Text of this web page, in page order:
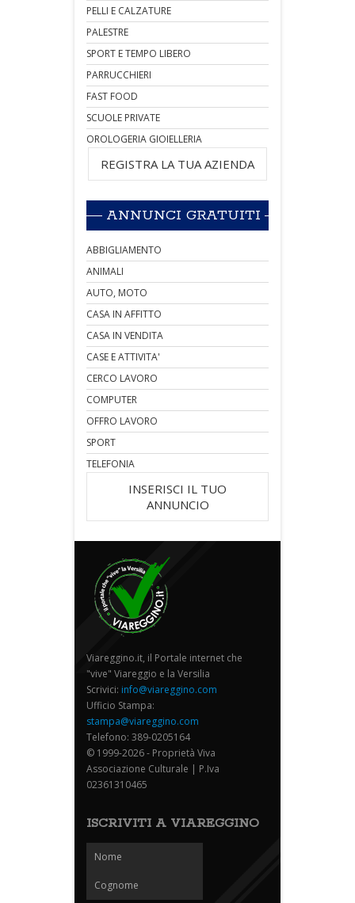
PELLI E CALZATURE
PALESTRE
SPORT E TEMPO LIBERO
PARRUCCHIERI
FAST FOOD
SCUOLE PRIVATE
OROLOGERIA GIOIELLERIA
REGISTRA LA TUA AZIENDA
ANNUNCI GRATUITI
ABBIGLIAMENTO
ANIMALI
AUTO, MOTO
CASA IN AFFITTO
CASA IN VENDITA
CASE E ATTIVITA'
CERCO LAVORO
COMPUTER
OFFRO LAVORO
SPORT
TELEFONIA
INSERISCI IL TUO
ANNUNCIO
Viareggino.it, il Portale internet che
"vive" Viareggio e la Versilia
Scrivici: info@viareggino.com
Ufficio Stampa:
stampa@viareggino.com
Telefono: 389-0205164
© 1999-2026 - Proprietà Viva
Associazione Culturale | P.Iva
02361310465
ISCRIVITI A VIAREGGINO